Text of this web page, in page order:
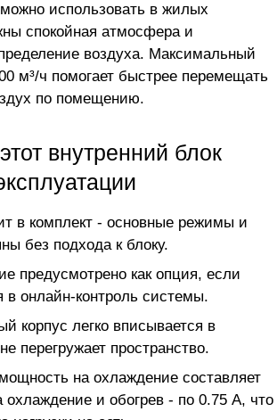
использовать в жилых
спокойная атмосфера и
воздуха. Максимальный
м³/ч помогает быстрее перемещать
по помещению.
внутренний блок
в комплект - основные режимы и
без подхода к блоку.
предусмотрено как опция, если
в онлайн-контроль системы.
корпус легко вписывается в
перегружает пространство.
на охлаждение составляет
охлаждение и обогрев - по 0.75 А, что